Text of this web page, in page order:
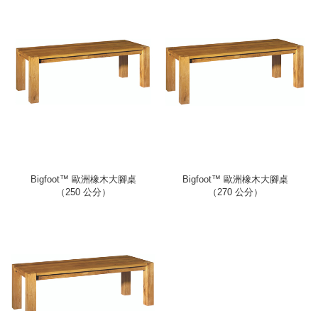
Bigfoot™ 歐洲橡木大腳桌
（250 公分）
Bigfoot™ 歐洲橡木大腳桌
（270 公分）